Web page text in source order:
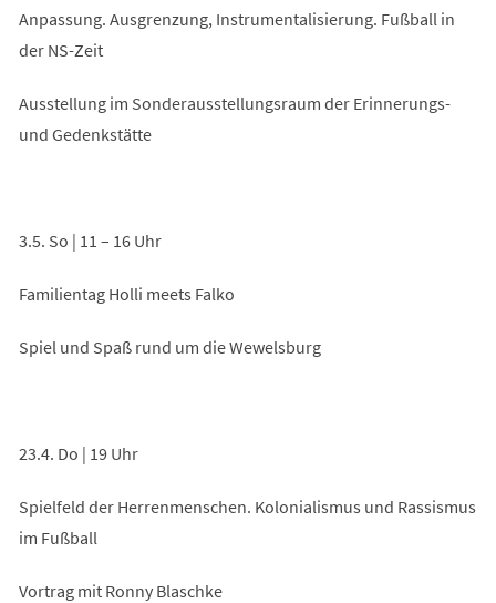
Anpassung. Ausgrenzung, Instrumentalisierung. Fußball in
der NS-Zeit
Ausstellung im Sonderausstellungsraum der Erinnerungs-
und Gedenkstätte
3.5. So | 11 – 16 Uhr
Familientag Holli meets Falko
Spiel und Spaß rund um die Wewelsburg
23.4. Do | 19 Uhr
Spielfeld der Herrenmenschen. Kolonialismus und Rassismus
im Fußball
Vortrag mit Ronny Blaschke